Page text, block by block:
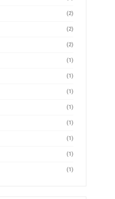
(2)
(2)
(2)
(1)
(1)
(1)
(1)
(1)
(1)
(1)
(1)